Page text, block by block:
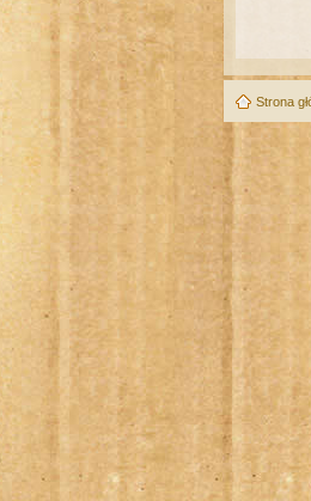
Strona